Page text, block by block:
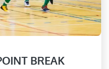
BREAK